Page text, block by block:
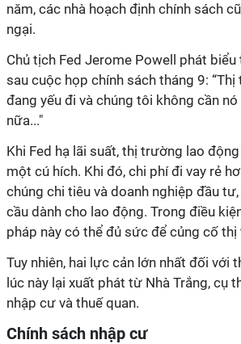
năm, các nhà hoạch định chính sách
ngại.
Chủ tịch Fed Jerome Powell phát
sau cuộc họp chính sách tháng 9:
đang yếu đi và chúng tôi không cần
nữa..."
Khi Fed hạ lãi suất, thị trường lao
một cú hích. Khi đó, chi phí đi vay rẻ
chúng chi tiêu và doanh nghiệp đầu
cầu dành cho lao động. Trong điều
pháp này có thể đủ sức để củng cố
Tuy nhiên, hai lực cản lớn nhất đối với
lúc này lại xuất phát từ Nhà Trắng, cụ
nhập cư và thuế quan.
Chính sách nhập cư